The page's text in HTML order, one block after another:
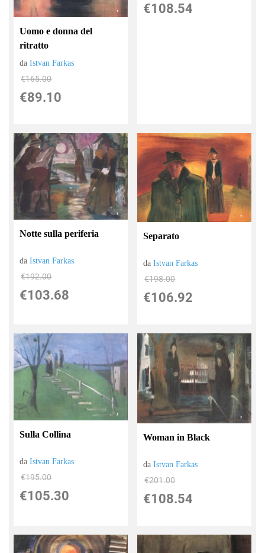
Uomo e donna del
ritratto
daIstvan Farkas
€165.00
€89.10
€108.54
Notte sulla periferia
daIstvan Farkas
€192.00
€103.68
Separato
daIstvan Farkas
€198.00
€106.92
Sulla Collina
daIstvan Farkas
€195.00
€105.30
Woman in Black
daIstvan Farkas
€201.00
€108.54